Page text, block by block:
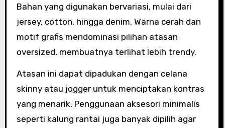
Bahan yang digunakan bervariasi, mulai dari
jersey, cotton, hingga denim. Warna cerah dan
motif grafis mendominasi pilihan atasan
oversized, membuatnya terlihat lebih trendy.
Atasan ini dapat dipadukan dengan celana
skinny atau jogger untuk menciptakan kontras
yang menarik. Penggunaan aksesori minimalis
seperti kalung rantai juga banyak dipilih agar